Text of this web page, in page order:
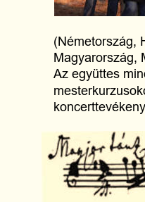
(Németország,
Magyarország,
Az együttes